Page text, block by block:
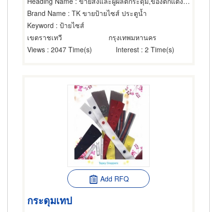
Brand Name : TK ขายป้ายไซส์ ประตูน้ำ
Keyword : ป้ายไซส์
เขตราชเทวี
กรุงเทพมหานคร
Views : 2047 Time(s) Interest : 2 Time(s)
Add RFQ
กระดุมเทป